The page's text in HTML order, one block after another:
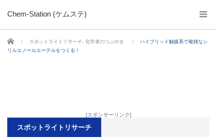
Chem-Station (ケムステ)
ホーム スポットライトリサーチ 化学者のつぶやき
ハイブリッド触媒系で複雑なシ
リルエノールエーテルをつくる！
[スポンサーリンク]
スポットライトリサーチ